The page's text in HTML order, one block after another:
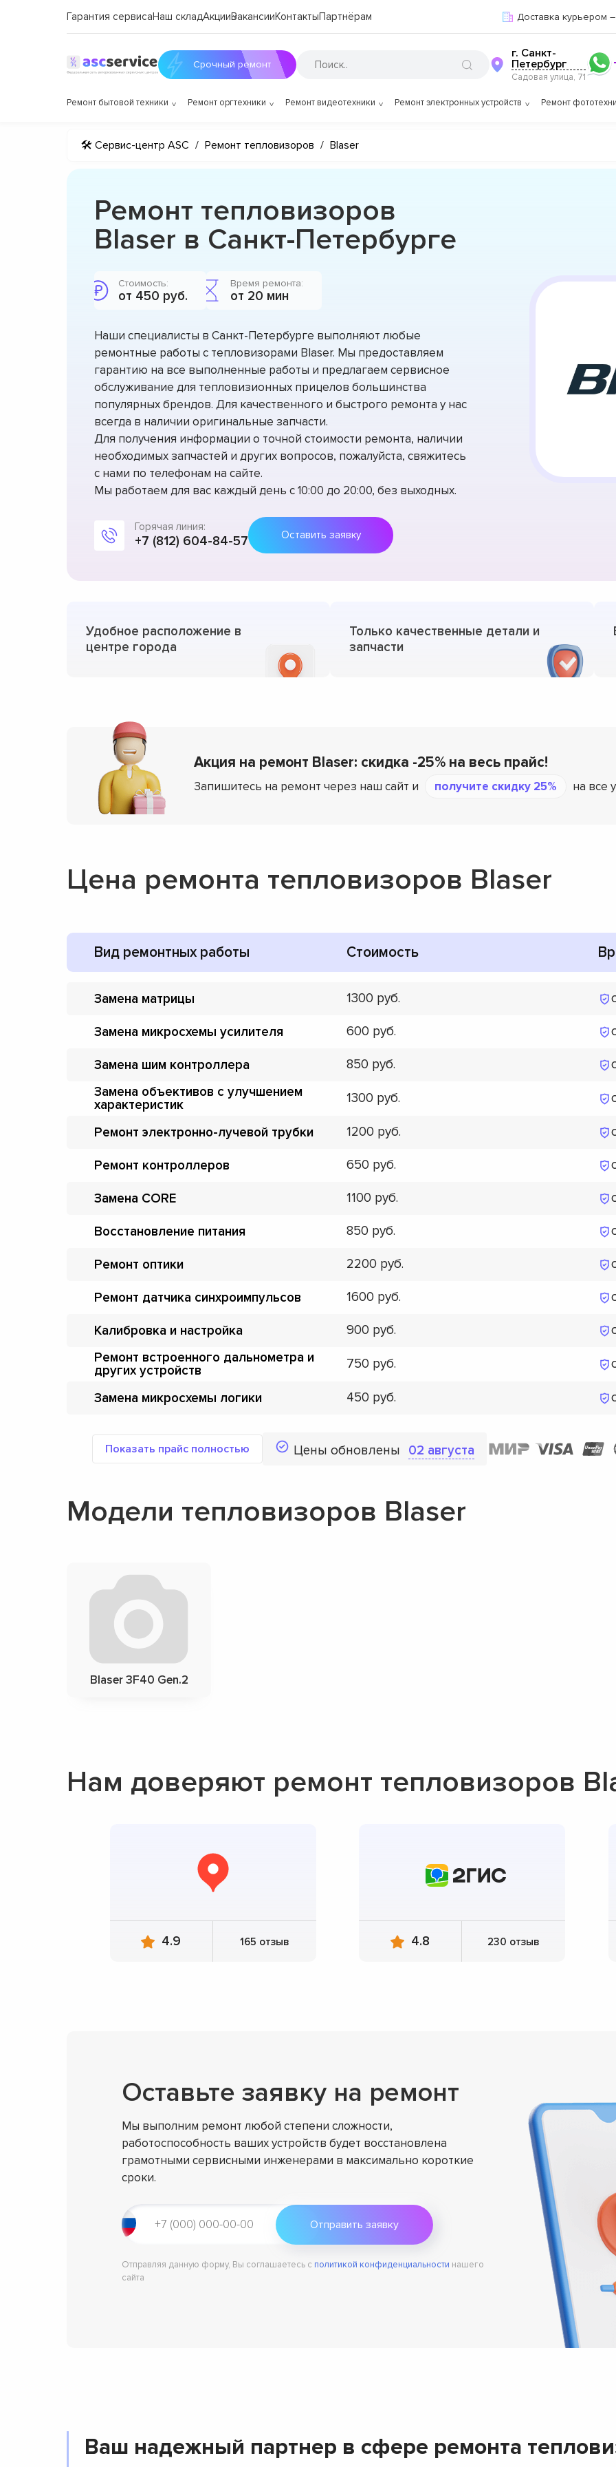
Гарантия сервисаНаш складАкцииВакансииКонтактыПартнёрам Доставка курьером
Срочный ремонт
г. Санкт-
Петербург
Садовая улица, 71
Ремонт бытовой техники Ремонт оргтехники Ремонт видеотехники Ремонт электронных устройств Ремонт
🛠 Сервис-центр ASC / Ремонт тепловизоров / Blaser
Ремонт тепловизоров
Blaser в Санкт-Петербурге
Стоимость:
от 450 руб.
Время ремонта:
от 20 мин
Наши специалисты в Санкт-Петербурге выполняют любые
ремонтные работы с тепловизорами Blaser. Мы предоставляем
гарантию на все выполненные работы и предлагаем сервисное
обслуживание для тепловизионных прицелов большинства
популярных брендов. Для качественного и быстрого ремонта у нас
всегда в наличии оригинальные запчасти.
Для получения информации о точной стоимости ремонта, наличии
необходимых запчастей и других вопросов, пожалуйста, свяжитесь
с нами по телефонам на сайте.
Мы работаем для вас каждый день с 10:00 до 20:00, без выходных.
Горячая линия:
+7 (812) 604-84-57 Оставить заявку
Удобное расположение в
центре города
Только качественные детали и
запчасти
Акция на ремонт Blaser: скидка -25% на весь прайс!
Запишитесь на ремонт через наш сайт и получите скидку 25% на все
Цена ремонта тепловизоров Blaser
Вид ремонтных работы Стоимость
Замена матрицы 1300
Замена микросхемы усилителя 600
Замена шим контроллера 850
Замена объективов с улучшением
характеристик
1300
Ремонт электронно-лучевой трубки 1200
Ремонт контроллеров 650
Замена CORE 1100
Восстановление питания 850
Ремонт оптики 2200
Ремонт датчика синхроимпульсов 1600
Калибровка и настройка 900
Ремонт встроенного дальнометра и
других устройств
750
Замена микросхемы логики 450
Показать прайс полностью Цены обновлены 02 августа
Модели тепловизоров Blaser
Blaser 3F40 Gen.2
Нам доверяют ремонт тепловизоров
4.9 165 отзыв 4.8 230 отзыв
Оставьте заявку на ремонт
Мы выполним ремонт любой степени сложности,
работоспособность ваших устройств будет восстановлена
грамотными сервисными инженерами в максимально короткие
сроки.
Отправляя данную форму, Вы соглашаетесь с политикой конфиденциальности нашего
сайта
Ваш надежный партнер в сфере ремонта